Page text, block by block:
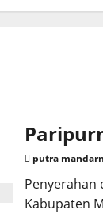
putra
Penyerahan
Kabupaten